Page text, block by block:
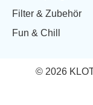
Filter & Zubehör
Fun & Chill
© 2026